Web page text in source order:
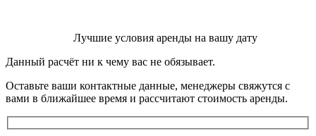
Лучшие условия аренды на вашу дату
Данный расчёт ни к чему вас не обязывает.
Оставьте ваши контактные данные, менеджеры свяжутся с
вами в ближайшее время и рассчитают стоимость аренды.